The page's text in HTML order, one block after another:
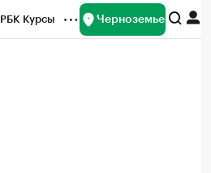
РБК Курсы Черноземье